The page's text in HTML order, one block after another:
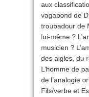
aux
vagabond de
troubadour de
lui-même ?
musicien ?
des aigles, du
L’homme de
de l’analogie
Fils/verbe et